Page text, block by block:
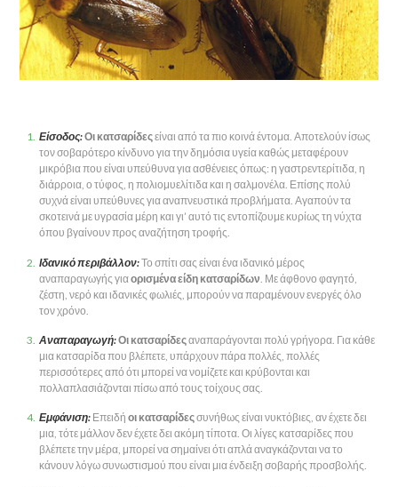
Είσοδος:Οι κατσαρίδεςείναι από τα πιο κοινά έντομα. Αποτελούν ίσως
τον σοβαρότερο κίνδυνο για την δημόσια υγεία καθώς μεταφέρουν
μικρόβια που είναι υπεύθυνα για ασθένειες όπως: η γαστρεντερίτιδα, η
διάρροια, ο τύφος, η πολιομυελίτιδα και η σαλμονέλα. Επίσης πολύ
συχνά είναι υπεύθυνες για αναπνευστικά προβλήματα. Αγαπούν τα
σκοτεινά με υγρασία μέρη και γι’ αυτό τις εντοπίζουμε κυρίως τη νύχτα
όπου βγαίνουν προς αναζήτηση τροφής.
Ιδανικό περιβάλλον:Το σπίτι σας είναι ένα ιδανικό μέρος
αναπαραγωγής γιαορισμένα είδη κατσαρίδων . Με άφθονο φαγητό,
ζέστη, νερό και ιδανικές φωλιές, μπορούν να παραμένουν ενεργές όλο
τον χρόνο.
Αναπαραγωγή:Οι κατσαρίδεςαναπαράγονται πολύ γρήγορα. Για κάθε
μια κατσαρίδα που βλέπετε, υπάρχουν πάρα πολλές, πολλές
περισσότερες από ότι μπορεί να νομίζετε και κρύβονται και
πολλαπλασιάζονται πίσω από τους τοίχους σας.
Εμφάνιση: Επειδή οι κατσαρίδεςσυνήθως είναι νυκτόβιες, αν έχετε δει
μια, τότε μάλλον δεν έχετε δει ακόμη τίποτα. Οι λίγες κατσαρίδες που
βλέπετε την μέρα, μπορεί να σημαίνει ότι απλά αναγκάζονται να το
κάνουν λόγω συνωστισμού που είναι μια ένδειξη σοβαρής προσβολής.